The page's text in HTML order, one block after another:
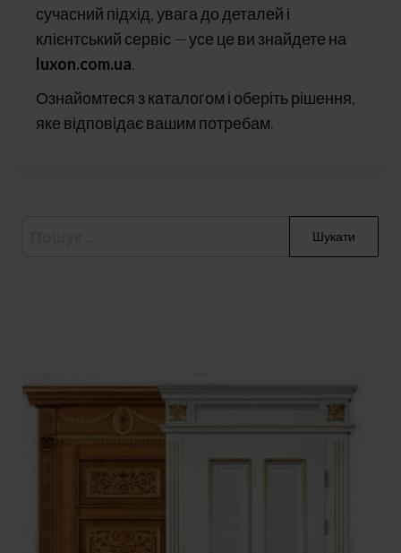
сучасний підхід, увага до деталей і
клієнтський сервіс — усе це ви знайдете на
luxon.com.ua.
Ознайомтеся з каталогом і оберіть рішення,
яке відповідає вашим потребам.